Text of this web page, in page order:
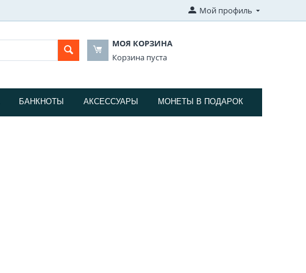
Мой профиль
МОЯ КОРЗИНА
Корзина пуста
БАНКНОТЫ АКСЕССУАРЫ МОНЕТЫ В ПОДАРОК